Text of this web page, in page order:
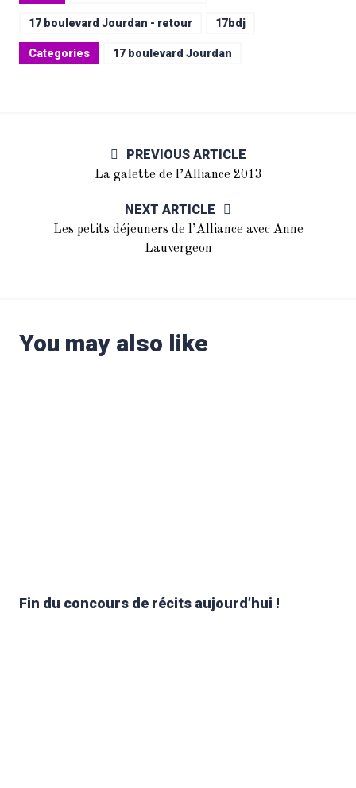
17 boulevard Jourdan - retour 17bdj
Categories 17 boulevard Jourdan
PREVIOUS ARTICLE
La galette de l’Alliance 2013
NEXT ARTICLE
Les petits déjeuners de l’Alliance avec Anne
Lauvergeon
You may also like
Fin du concours de récits aujourd’hui !